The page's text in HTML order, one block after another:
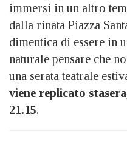
immersi in un altro
dalla rinata Piazza
dimentica di essere in
naturale pensare che
una serata teatrale
viene replicato
21.15.